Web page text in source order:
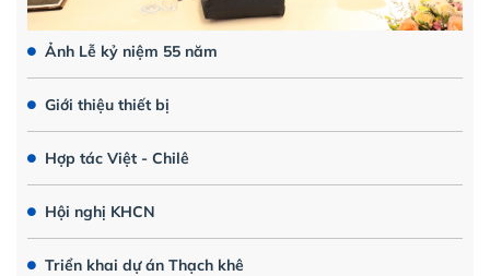
Ảnh Lễ kỷ niệm 55 năm
Giới thiệu thiết bị
Hợp tác Việt - Chilê
Hội nghị KHCN
Triển khai dự án Thạch khê